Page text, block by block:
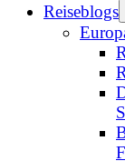
Reiseblogs